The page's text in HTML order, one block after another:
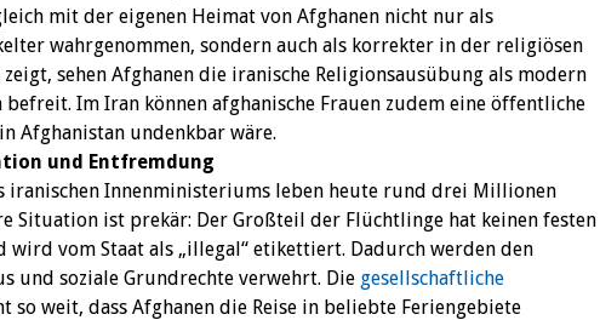
mit der eigenen Heimat von Afghanen nicht nur als
wahrgenommen, sondern auch als korrekter in der religiösen
zeigt, sehen Afghanen die iranische Religionsausübung als modern
Im Iran können afghanische Frauen zudem eine öffentliche
Afghanistan undenkbar wäre.
und Entfremdung
iranischen Innenministeriums leben heute rund drei Millionen
Situation ist prekär: Der Großteil der Flüchtlinge hat keinen festen
wird vom Staat als „illegal“ etikettiert. Dadurch werden den
und soziale Grundrechte verwehrt. Die gesellschaftliche
so weit, dass Afghanen die Reise in beliebte Feriengebiete